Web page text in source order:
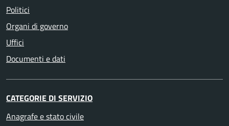
Politici
Organi di governo
Uffici
Documenti e dati
CATEGORIE DI SERVIZIO
Anagrafe e stato civile